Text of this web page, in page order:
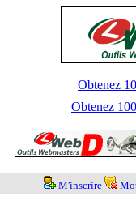
Obtenez
Obtenez
M'inscrire